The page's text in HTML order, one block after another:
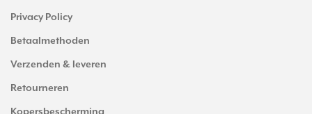
Privacy Policy
Betaalmethoden
Verzenden & leveren
Retourneren